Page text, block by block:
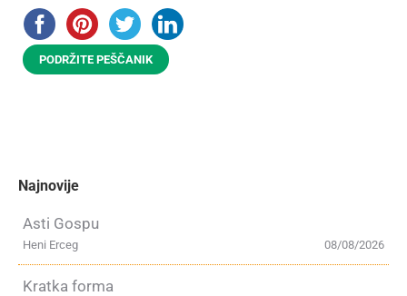
PODRŽITE PEŠČANIK
Najnovije
Asti Gospu
08/08/2026
Heni Erceg
Kratka forma